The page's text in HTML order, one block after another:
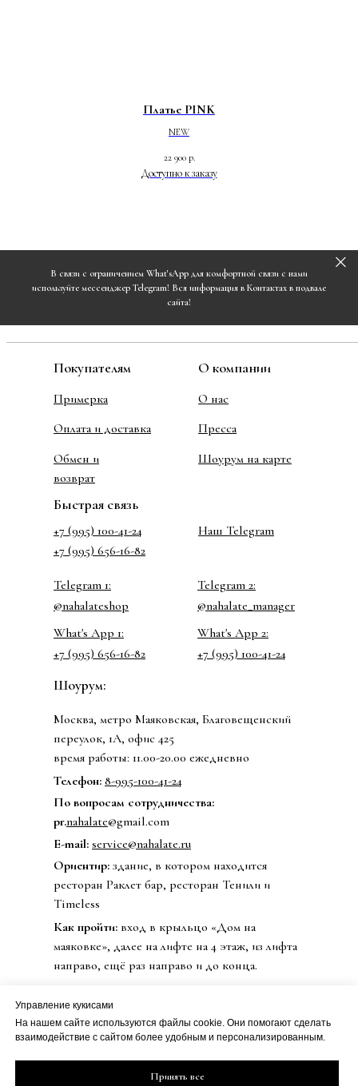
Платье PINK
NEW
22 900 р.
В связи с ограничением What'sApp для комфортной связи с нами
используйте мессенджер Telegram! Вся информация в Контактах в подвале
сайта!
Примерка
О нас
Оплата и доставка
Обмен и
возврат
Покупателям О компании
© 2020 Бренд одежды nahalate
Пресса
Ориентир: здание, в котором находится
ресторан Раклет бар, ресторан Тенили и
Timeless
Шоурум:
Москва, метро Маяковская, Благовещенский
переулок, 1А, офис 425
время работы: 11.00-20.00 ежедневно
Шоурум на карте
Как пройти: вход в крыльцо «Дом на
маяковке», далее на лифте на 4 этаж, из лифта
направо, ещё раз направо и до конца.
Телефон: 8-995-100-41-24
E-mail: service@nahalate.ru
Быстрая связь
По вопросам сотрудничества:
pr.nahalate@gmail.com
+7 (995) 100-41-24
Telegram 1:
Наш Telegram
@nahalate_manager
Telegram 2:
@nahalateshop
What's App 1:
+7 (995) 100-41-24
What's App 2:
+7 (995) 656-16-82
+7 (995) 656-16-82
ИП Петрова Дарья Сергеевна
Управление кукисами
На нашем сайте используются файлы cookie. Они помогают сделать
взаимодействие с сайтом более удобным и персонализированным.
Принять все